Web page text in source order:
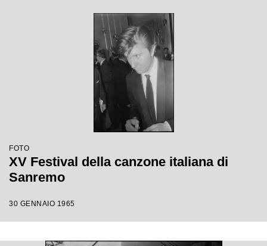
FOTO
XV Festival della canzone italiana di
Sanremo
30 GENNAIO 1965